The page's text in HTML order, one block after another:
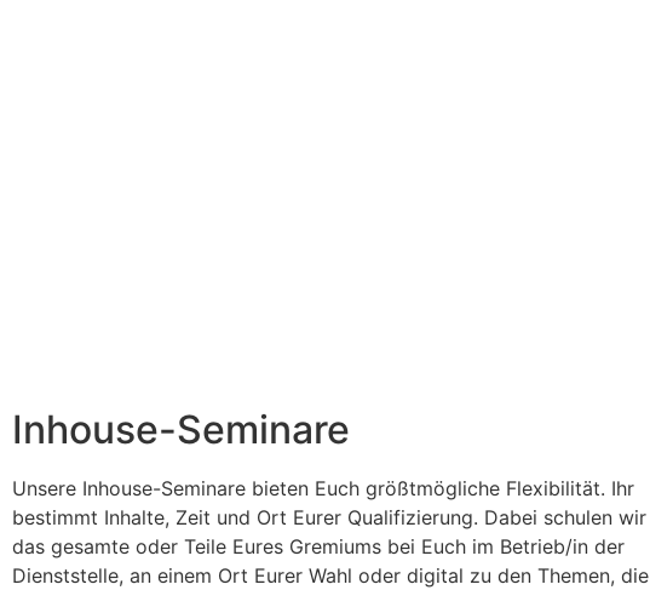
Inhouse-Seminare
Unsere Inhouse-Seminare bieten Euch größtmögliche Flexibilität. Ihr
bestimmt Inhalte, Zeit und Ort Eurer Qualifizierung. Dabei schulen wir
das gesamte oder Teile Eures Gremiums bei Euch im Betrieb/in der
Dienststelle, an einem Ort Eurer Wahl oder digital zu den Themen, die